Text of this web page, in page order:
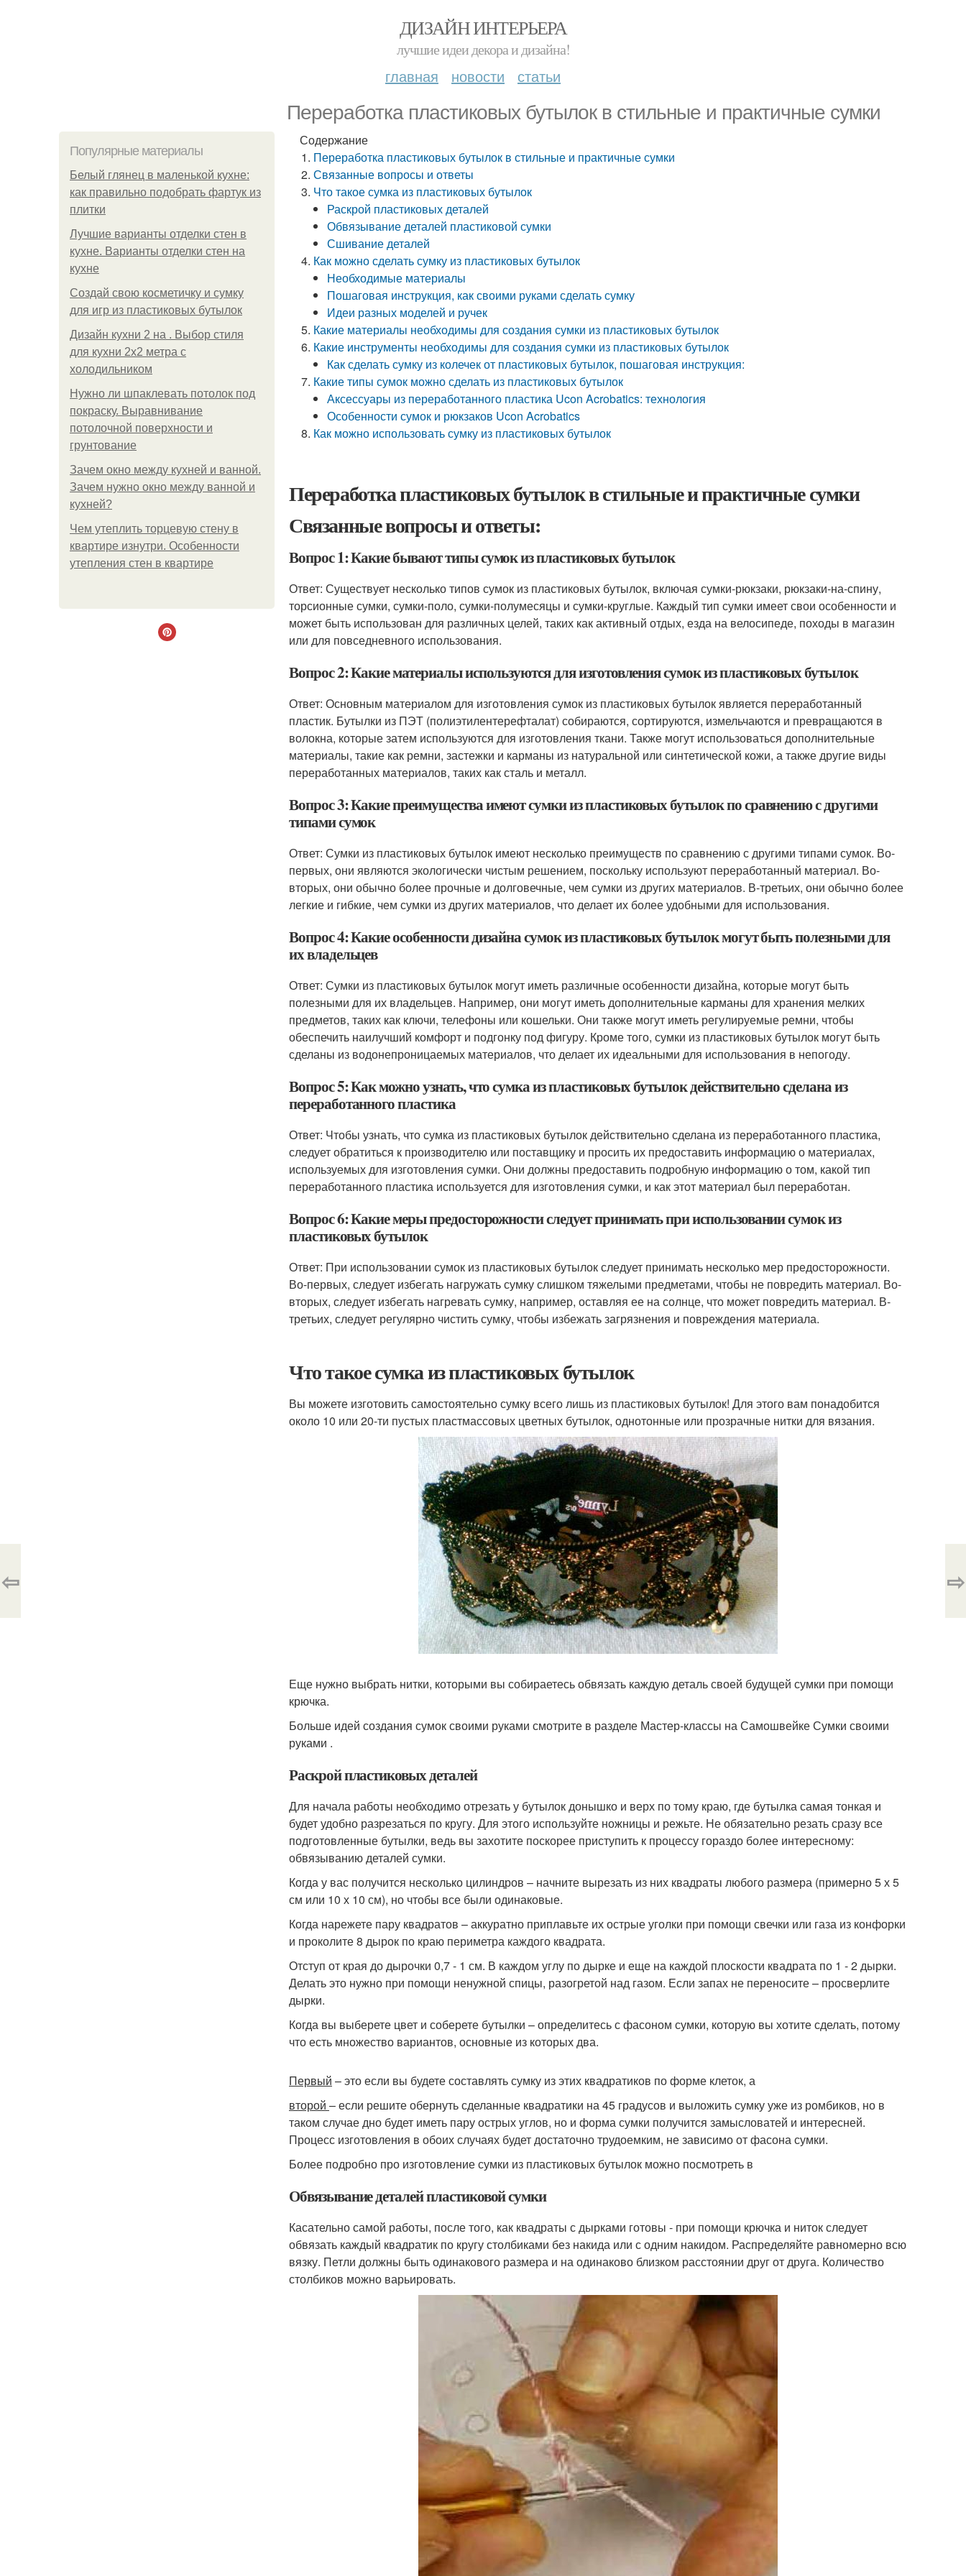
ДИЗАЙН ИНТЕРЬЕРА
лучшие идеи декора и дизайна!
главная новости статьи
Переработка пластиковых бутылок в стильные и практичные сумки
Популярные материалы
Белый глянец в маленькой кухне:
как правильно подобрать фартук из
плитки
Лучшие варианты отделки стен в
кухне. Варианты отделки стен на
кухне
Создай свою косметичку и сумку
для игр из пластиковых бутылок
Дизайн кухни 2 на . Выбор стиля
для кухни 2х2 метра с
холодильником
Нужно ли шпаклевать потолок под
покраску. Выравнивание
потолочной поверхности и
грунтование
Зачем окно между кухней и ванной.
Зачем нужно окно между ванной и
кухней?
Чем утеплить торцевую стену в
квартире изнутри. Особенности
утепления стен в квартире
Содержание
Переработка пластиковых бутылок в стильные и практичные сумки
Связанные вопросы и ответы
Что такое сумка из пластиковых бутылок
Раскрой пластиковых деталей
Обвязывание деталей пластиковой сумки
Сшивание деталей
Как можно сделать сумку из пластиковых бутылок
Необходимые материалы
Пошаговая инструкция, как своими руками сделать сумку
Идеи разных моделей и ручек
Какие материалы необходимы для создания сумки из пластиковых бутылок
Какие инструменты необходимы для создания сумки из пластиковых бутылок
Как сделать сумку из колечек от пластиковых бутылок, пошаговая инструкция:
Какие типы сумок можно сделать из пластиковых бутылок
Аксессуары из переработанного пластика Ucon Acrobatics: технология
Особенности сумок и рюкзаков Ucon Acrobatics
Как можно использовать сумку из пластиковых бутылок
Переработка пластиковых бутылок в стильные и практичные сумки
Связанные вопросы и ответы:
Вопрос 1: Какие бывают типы сумок из пластиковых бутылок
Ответ: Существует несколько типов сумок из пластиковых бутылок, включая сумки-рюкзаки, рюкзаки-на-спину,
торсионные сумки, сумки-поло, сумки-полумесяцы и сумки-круглые. Каждый тип сумки имеет свои особенности и
может быть использован для различных целей, таких как активный отдых, езда на велосипеде, походы в магазин
или для повседневного использования.
Вопрос 2: Какие материалы используются для изготовления сумок из пластиковых бутылок
Ответ: Основным материалом для изготовления сумок из пластиковых бутылок является переработанный
пластик. Бутылки из ПЭТ (полиэтилентерефталат) собираются, сортируются, измельчаются и превращаются в
волокна, которые затем используются для изготовления ткани. Также могут использоваться дополнительные
материалы, такие как ремни, застежки и карманы из натуральной или синтетической кожи, а также другие виды
переработанных материалов, таких как сталь и металл.
Вопрос 3: Какие преимущества имеют сумки из пластиковых бутылок по сравнению с другими
типами сумок
Ответ: Сумки из пластиковых бутылок имеют несколько преимуществ по сравнению с другими типами сумок. Во-
первых, они являются экологически чистым решением, поскольку используют переработанный материал. Во-
вторых, они обычно более прочные и долговечные, чем сумки из других материалов. В-третьих, они обычно более
легкие и гибкие, чем сумки из других материалов, что делает их более удобными для использования.
Вопрос 4: Какие особенности дизайна сумок из пластиковых бутылок могут быть полезными для
их владельцев
Ответ: Сумки из пластиковых бутылок могут иметь различные особенности дизайна, которые могут быть
полезными для их владельцев. Например, они могут иметь дополнительные карманы для хранения мелких
предметов, таких как ключи, телефоны или кошельки. Они также могут иметь регулируемые ремни, чтобы
обеспечить наилучший комфорт и подгонку под фигуру. Кроме того, сумки из пластиковых бутылок могут быть
сделаны из водонепроницаемых материалов, что делает их идеальными для использования в непогоду.
Вопрос 5: Как можно узнать, что сумка из пластиковых бутылок действительно сделана из
переработанного пластика
Ответ: Чтобы узнать, что сумка из пластиковых бутылок действительно сделана из переработанного пластика,
следует обратиться к производителю или поставщику и просить их предоставить информацию о материалах,
используемых для изготовления сумки. Они должны предоставить подробную информацию о том, какой тип
переработанного пластика используется для изготовления сумки, и как этот материал был переработан.
Вопрос 6: Какие меры предосторожности следует принимать при использовании сумок из
пластиковых бутылок
Ответ: При использовании сумок из пластиковых бутылок следует принимать несколько мер предосторожности.
Во-первых, следует избегать нагружать сумку слишком тяжелыми предметами, чтобы не повредить материал. Во-
вторых, следует избегать нагревать сумку, например, оставляя ее на солнце, что может повредить материал. В-
третьих, следует регулярно чистить сумку, чтобы избежать загрязнения и повреждения материала.
Что такое сумка из пластиковых бутылок
Вы можете изготовить самостоятельно сумку всего лишь из пластиковых бутылок! Для этого вам понадобится
около 10 или 20-ти пустых пластмассовых цветных бутылок, однотонные или прозрачные нитки для вязания.
Еще нужно выбрать нитки, которыми вы собираетесь обвязать каждую деталь своей будущей сумки при помощи
крючка.
Больше идей создания сумок своими руками смотрите в разделе Мастер-классы на Самошвейке Сумки своими
руками .
Раскрой пластиковых деталей
Для начала работы необходимо отрезать у бутылок донышко и верх по тому краю, где бутылка самая тонкая и
будет удобно разрезаться по кругу. Для этого используйте ножницы и режьте. Не обязательно резать сразу все
подготовленные бутылки, ведь вы захотите поскорее приступить к процессу гораздо более интересному:
обвязыванию деталей сумки.
Когда у вас получится несколько цилиндров – начните вырезать из них квадраты любого размера (примерно 5 х 5
см или 10 х 10 см), но чтобы все были одинаковые.
Когда нарежете пару квадратов – аккуратно приплавьте их острые уголки при помощи свечки или газа из конфорки
и проколите 8 дырок по краю периметра каждого квадрата.
Отступ от края до дырочки 0,7 - 1 см. В каждом углу по дырке и еще на каждой плоскости квадрата по 1 - 2 дырки.
Делать это нужно при помощи ненужной спицы, разогретой над газом. Если запах не переносите – просверлите
дырки.
Когда вы выберете цвет и соберете бутылки – определитесь с фасоном сумки, которую вы хотите сделать, потому
что есть множество вариантов, основные из которых два.
Первый – это если вы будете составлять сумку из этих квадратиков по форме клеток, а
второй – если решите обернуть сделанные квадратики на 45 градусов и выложить сумку уже из ромбиков, но в
таком случае дно будет иметь пару острых углов, но и форма сумки получится замысловатей и интересней.
Процесс изготовления в обоих случаях будет достаточно трудоемким, не зависимо от фасона сумки.
Более подробно про изготовление сумки из пластиковых бутылок можно посмотреть в
Обвязывание деталей пластиковой сумки
Касательно самой работы, после того, как квадраты с дырками готовы - при помощи крючка и ниток следует
обвязать каждый квадратик по кругу столбиками без накида или с одним накидом. Распределяйте равномерно всю
вязку. Петли должны быть одинакового размера и на одинаково близком расстоянии друг от друга. Количество
столбиков можно варьировать.
⇦ ⇨